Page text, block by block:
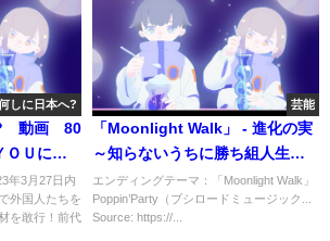
しに日本へ?
? 動画 80
ＯＵに密
年3月27日内
外国人たちを
を敢行！前代
芸能
「Moonlight Walk」 - 進化の実
～知らないうちに勝ち組人生～
（テレビ東京）
エンディングテーマ：「Moonlight Walk」
Poppin’Party（ブシロードミュージック...
Source: https://...